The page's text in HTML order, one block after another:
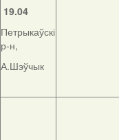
19.04
Петрыкаўскі
р-н,
А.Шэўчык